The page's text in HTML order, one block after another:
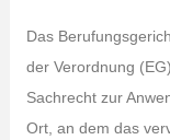
Das
der Verordnung
Sachrecht zur
Ort, an dem das